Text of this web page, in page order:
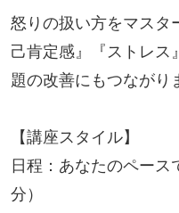
怒りの扱い方をマスタ
己肯定感』『ストレス
題の改善にもつながり
【講座スタイル】
日程：あなたのペー
分）